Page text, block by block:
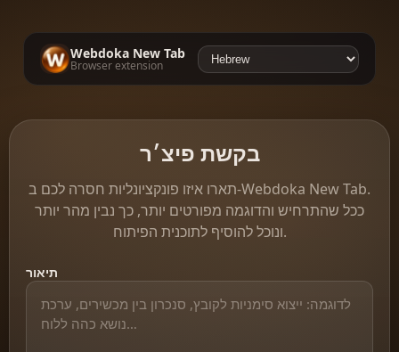
Webdoka New Tab
Browser extension
בקשת פיצ׳ר
תארו איזו פונקציונליות חסרה לכם ב‑Webdoka New Tab.
ככל שהתרחיש והדוגמה מפורטים יותר, כך נבין מהר יותר
ונוכל להוסיף לתוכנית הפיתוח.
תיאור